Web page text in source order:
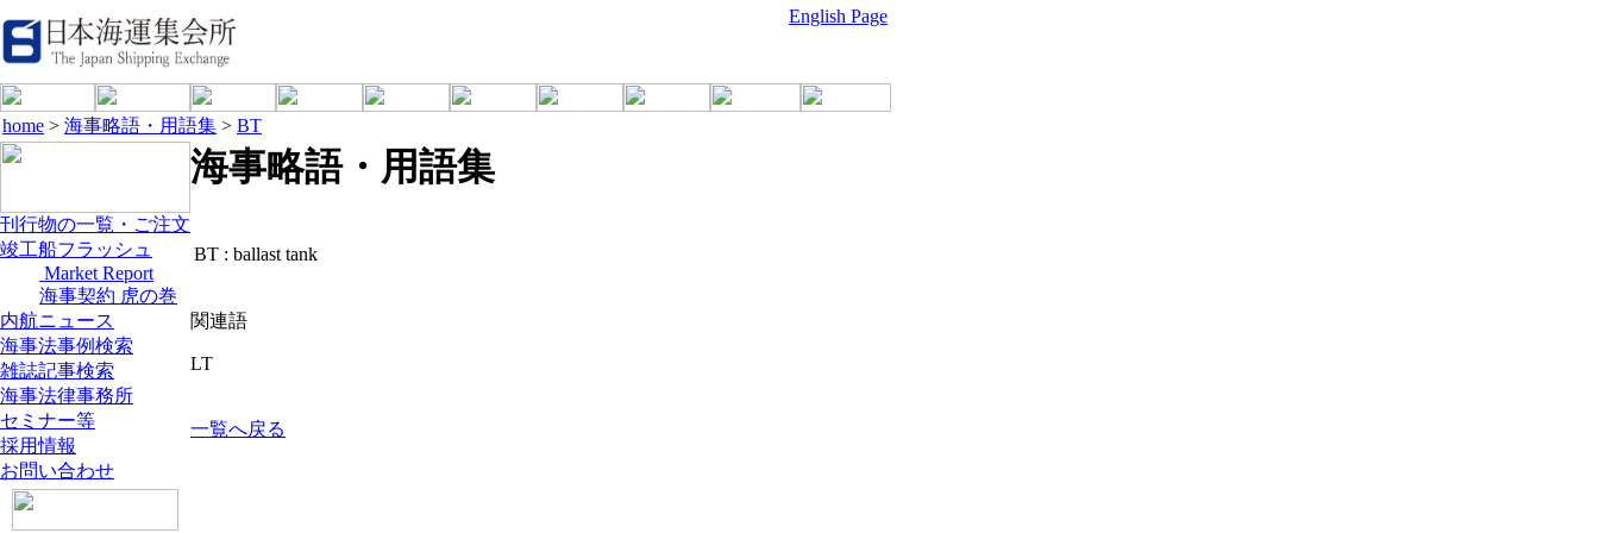
English Page
home > 海事略語・用語集 > BT
刊行物の一覧・ご注文
竣工船フラッシュ
Market Report
海事契約 虎の巻
内航ニュース
海事法事例検索
雑誌記事検索
海事法律事務所
セミナー等
採用情報
お問い合わせ
海事略語・用語集
BT : ballast tank
関連語
LT
一覧へ戻る